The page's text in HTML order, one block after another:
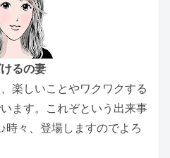
るの妻
楽しいことやワクワクする
ます。これぞという出来事
時々、登場しますのでよろ